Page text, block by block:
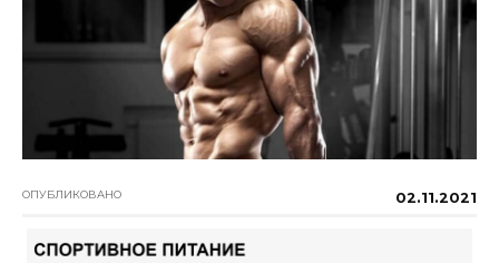
ОПУБЛИКОВАНО 02.11.2021